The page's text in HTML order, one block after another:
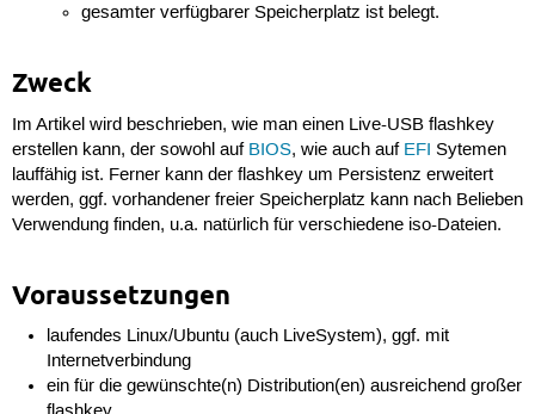
gesamter verfügbarer Speicherplatz ist belegt.
Zweck
Im Artikel wird beschrieben, wie man einen Live-USB flashkey
erstellen kann, der sowohl auf BIOS, wie auch auf EFI Sytemen
lauffähig ist. Ferner kann der flashkey um Persistenz erweitert
werden, ggf. vorhandener freier Speicherplatz kann nach Belieben
Verwendung finden, u.a. natürlich für verschiedene iso-Dateien.
Voraussetzungen
laufendes Linux/Ubuntu (auch LiveSystem), ggf. mit
Internetverbindung
ein für die gewünschte(n) Distribution(en) ausreichend großer